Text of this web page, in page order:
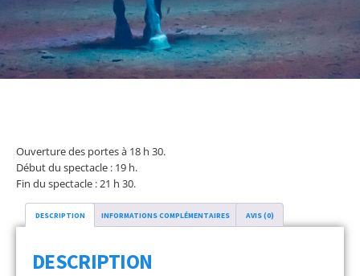
Ouverture des portes à 18 h 30.
Début du spectacle : 19 h.
Fin du spectacle : 21 h 30.
DESCRIPTION INFORMATIONS COMPLÉMENTAIRES AVIS (0)
DESCRIPTION